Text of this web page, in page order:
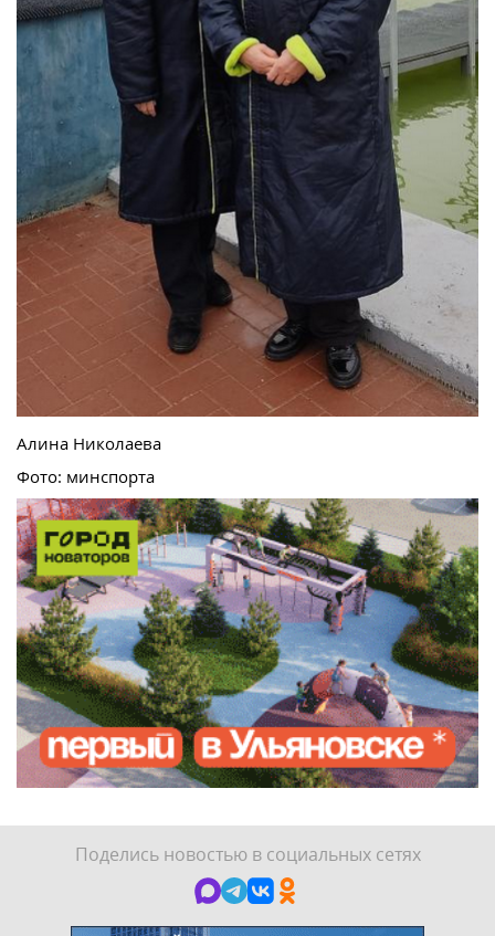
Алина Николаева
Фото: минспорта
Поделись новостью в социальных сетях